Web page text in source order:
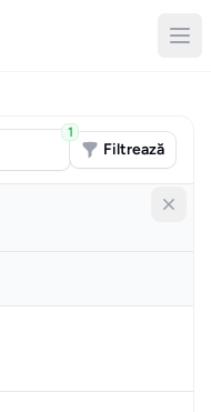
Filtrează
1